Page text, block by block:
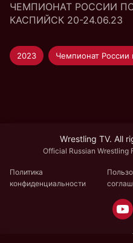
ЧЕМПИОНАТ РОССИИ
КАСПИЙСК 20-24.06.23
2023
Wrestling TV. All
Official Russian Wrestling
Политика
конфиденциальности